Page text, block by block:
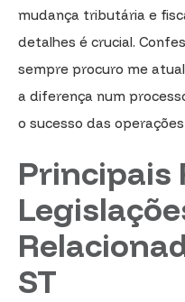
mudança tributária e
detalhes é crucial.
sempre procuro me
a diferença num
o sucesso das
Principais
ST